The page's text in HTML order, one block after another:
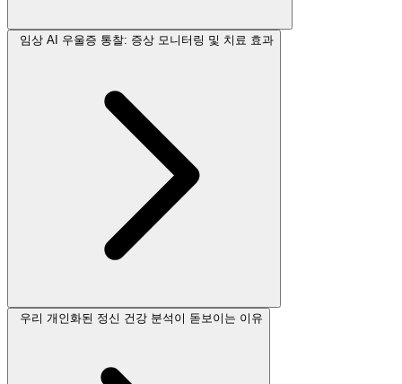
임상 AI 우울증 통찰: 증상 모니터링 및 치료 효과
우리 개인화된 정신 건강 분석이 돋보이는 이유